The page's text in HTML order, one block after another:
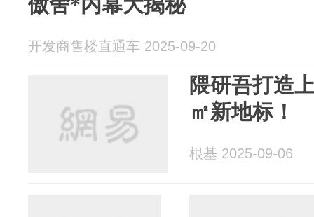
傲舍*内幕大揭秘
开发商售楼直通车 2025-09-20
隈研吾打造
㎡新地标！
根基 2025-09-06